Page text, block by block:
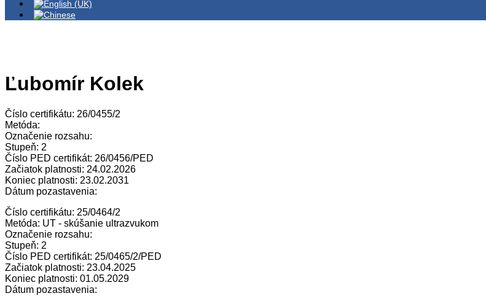
Ľubomír Kolek
Číslo certifikátu: 26/0455/2
Metóda:
Označenie rozsahu:
Stupeň: 2
Číslo PED certifikát: 26/0456/PED
Začiatok platnosti: 24.02.2026
Koniec platnosti: 23.02.2031
Dátum pozastavenia:
Číslo certifikátu: 25/0464/2
Metóda: UT - skúšanie ultrazvukom
Označenie rozsahu:
Stupeň: 2
Číslo PED certifikát: 25/0465/2/PED
Začiatok platnosti: 23.04.2025
Koniec platnosti: 01.05.2029
Dátum pozastavenia: